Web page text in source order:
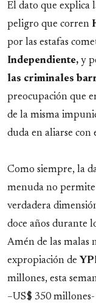
El dato que explica
peligro que corren
por las estafas
Independiente, y
las criminales
preocupación que
de la misma
duda en aliarse
Como siempre, la
menuda no permite
verdadera
doce años durante
Amén de las malas
expropiación de
millones, esta
–US$ 350